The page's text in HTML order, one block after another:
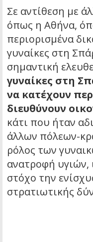
Σε αντίθεση με
όπως η Αθήνα,
περιορισμένα
γυναίκες στη
σημαντική
γυναίκες στη
να κατέχουν
διευθύνουν
κάτι που ήταν
άλλων πόλεων-
ρόλος των
ανατροφή υγιών,
στόχο την
στρατιωτικής